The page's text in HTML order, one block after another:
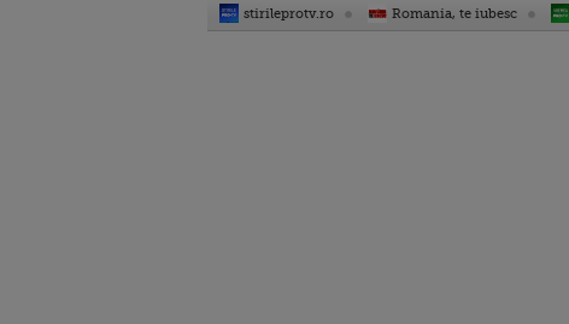
stirileprotv.ro Romania, te iubesc